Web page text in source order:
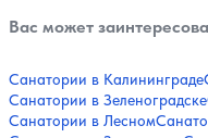
Вас может
Санатории в Калининграде
Санатории в Зеленоградске
Санатории в Лесном